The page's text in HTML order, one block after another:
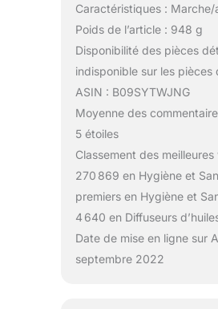
Caractéristiques :
Poids de l’article : 948 g
Disponibilité des pièces
indisponible sur les pièces
ASIN : B09SYTWJNG
Moyenne des
5 étoiles
Classement des meilleures
270 869 en Hygiène et
premiers en Hygiène et
4 640 en Diffuseurs
Date de mise en ligne sur
septembre 2022